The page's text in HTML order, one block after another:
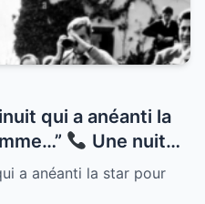
qui a anéanti la
Une nuit
à la Madrague.
le téléphone và
a anéanti la star pour